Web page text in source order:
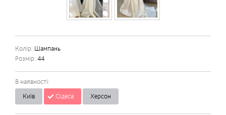
Колір: Шампань
Розмір: 44
В наявності:
Київ
Одеса Херсон